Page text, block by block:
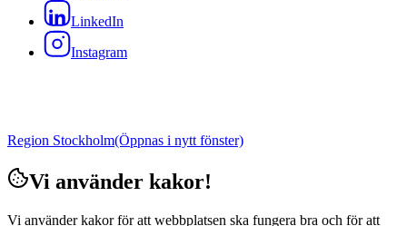
LinkedIn
Instagram
Region Stockholm(Öppnas i nytt fönster)
Vi använder kakor!
Vi använder kakor för att webbplatsen ska fungera bra och för att